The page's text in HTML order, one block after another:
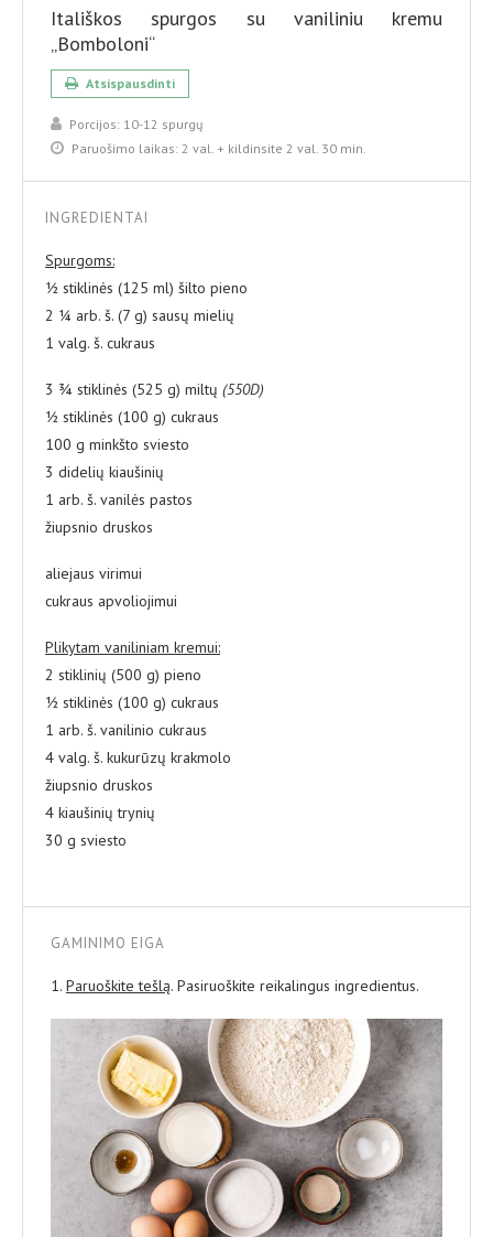
Itališkos spurgos su vaniliniu kremu
„Bomboloni“
Atsispausdinti
Porcijos: 10-12 spurgų
Paruošimo laikas: 2 val. + kildinsite 2 val. 30 min.
INGREDIENTAI
Spurgoms:
½ stiklinės (125 ml) šilto pieno
2 ¼ arb. š. (7 g) sausų mielių
1 valg. š. cukraus
3 ¾ stiklinės (525 g) miltų (550D)
½ stiklinės (100 g) cukraus
100 g minkšto sviesto
3 didelių kiaušinių
1 arb. š. vanilės pastos
žiupsnio druskos
aliejaus virimui
cukraus apvoliojimui
Plikytam vaniliniam kremui:
2 stiklinių (500 g) pieno
½ stiklinės (100 g) cukraus
1 arb. š. vanilinio cukraus
4 valg. š. kukurūzų krakmolo
žiupsnio druskos
4 kiaušinių trynių
30 g sviesto
GAMINIMO EIGA
1. Paruoškite tešlą. Pasiruoškite reikalingus ingredientus.